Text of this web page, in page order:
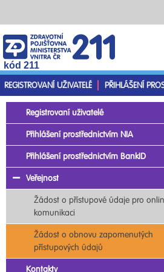
kód 211
REGISTROVANÍ UŽIVATELÉ
PŘIHLÁŠENÍ
Registrovaní uživatelé
Přihlášení prostřednictvím NIA
Přihlášení prostřednictvím BankID
Veřejnost
Žádost o přístupové údaje pro
komunikaci
Žádost o obnovu zapomenutých
přístupových údajů
Kontakty